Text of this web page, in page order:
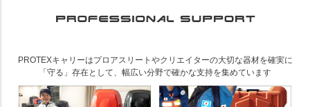
PROTEXキャリーはプロアスリートやクリエイターの大切な器材を確実に
「守る」存在として、幅広い分野で確かな支持を集めています